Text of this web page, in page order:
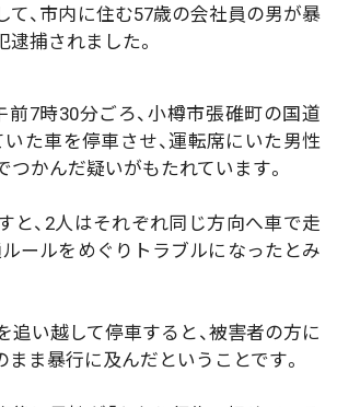
て、市内に住む57歳の会社員の男が暴
捕されました。
7時30分ごろ、小樽市張碓町の国道
いた車を停車させ、運転席にいた男性
つかんだ疑いがもたれています。
、2人はそれぞれ同じ方向へ車で走
ルールをめぐりトラブルになったとみ
い越して停車すると、被害者の方に
まま暴行に及んだということです。